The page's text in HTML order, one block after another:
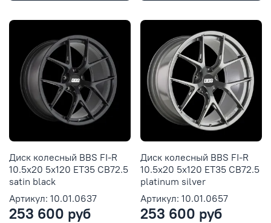
Диск колесный BBS FI-R
10.5x20 5x120 ET35 CB72.5
satin black
Артикул: 10.01.0637
253 600 руб
Диск колесный BBS FI-R
10.5x20 5x120 ET35 CB72.5
platinum silver
Артикул: 10.01.0657
253 600 руб